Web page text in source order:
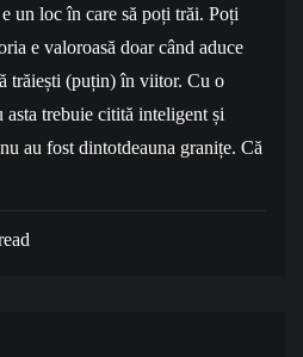
un loc în care să poți trăi. Poți
e valoroasă doar când aduce
trăiești (puțin) în viitor. Cu o
asta trebuie citită inteligent și
au fost dintotdeauna granițe. Că